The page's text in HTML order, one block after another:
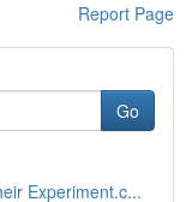
Report Page
Go
Experiment.c...